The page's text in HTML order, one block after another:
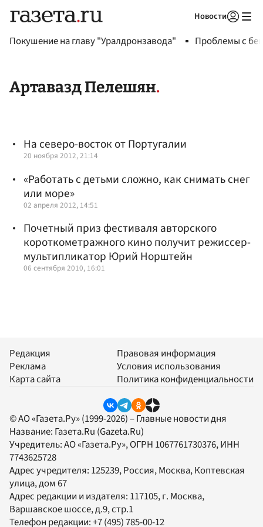
Новости
Покушение на главу "Уралдронзавода" Проблемы с
Артавазд Пелешян
На северо-восток от Португалии
20 ноября 2012, 21:14
«Работать с детьми сложно, как снимать снег
или море»
02 апреля 2012, 14:51
Почетный приз фестиваля авторского
короткометражного кино получит режиссер-
мультипликатор Юрий Норштейн
06 сентября 2010, 16:01
Редакция
Реклама
Карта сайта
Правовая информация
Условия использования
Политика конфиденциальности
© АО «Газета.Ру» (1999-2026) – Главные новости дня
Название: Газета.Ru (Gazeta.Ru)
Учредитель:АО «Газета.Ру», ОГРН 1067761730376, ИНН
7743625728
Адрес учредителя: 125239, Россия, Москва, Коптевская
улица, дом 67
Адрес редакции и издателя: 117105, г. Москва,
Варшавское шоссе, д.9, стр.1
Телефон редакции:+7 (495) 785-00-12